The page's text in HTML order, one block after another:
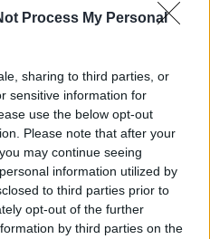
Process My Personal
sharing to third parties, or
sensitive information for
use the below opt-out
Please note that after your
may continue seeing
information utilized by
to third parties prior to
opt-out of the further
by third parties on the
aver voluto denunciare il
Massimo Cacciari ha zittito
politica è contraria ai propri
come si fa a non rendersi
di Israele. Altro che
odio totale! Nei confronti di
che Francesco si dimostra
ha donato la papa-mobile al fine
per i bambini di Gaza e ha
disastro economico.